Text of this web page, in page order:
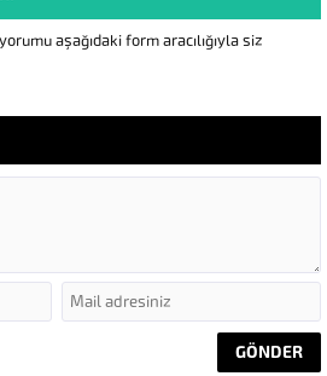
aşağıdaki form aracılığıyla siz